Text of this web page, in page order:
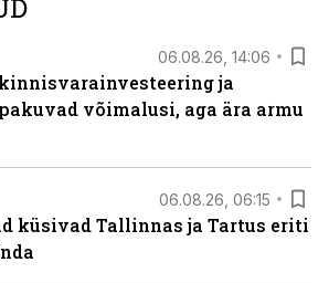
06.08.26, 14:06
ja
võimalusi, aga ära armu
06.08.26, 06:15
küsivad Tallinnas ja Tartus eriti